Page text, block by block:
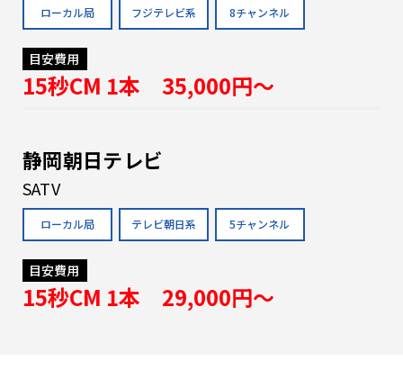
ローカル局 フジテレビ系 8チャンネル
目安費用
15秒CM 1本 35,000円〜
静岡朝日テレビ
SATV
ローカル局 テレビ朝日系 5チャンネル
目安費用
15秒CM 1本 29,000円〜